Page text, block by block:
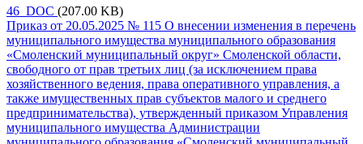
46 DOC (207.00 KB)
Приказ от 20.05.2025 № 115 О внесении изменения в перечень
муниципального имущества муниципального образования
«Смоленский муниципальный округ» Смоленской области,
свободного от прав третьих лиц (за исключением права
хозяйственного ведения, права оперативного управления, а
также имущественных прав субъектов малого и среднего
предпринимательства), утвержденный приказом Управления
муниципального имущества Администрации